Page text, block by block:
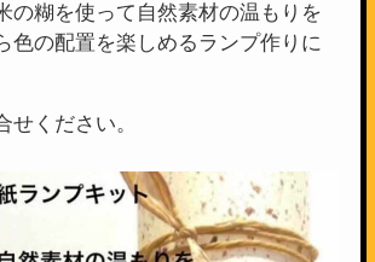
の糊を使って自然素材の温もりを
色の配置を楽しめるランプ作りに
せください。